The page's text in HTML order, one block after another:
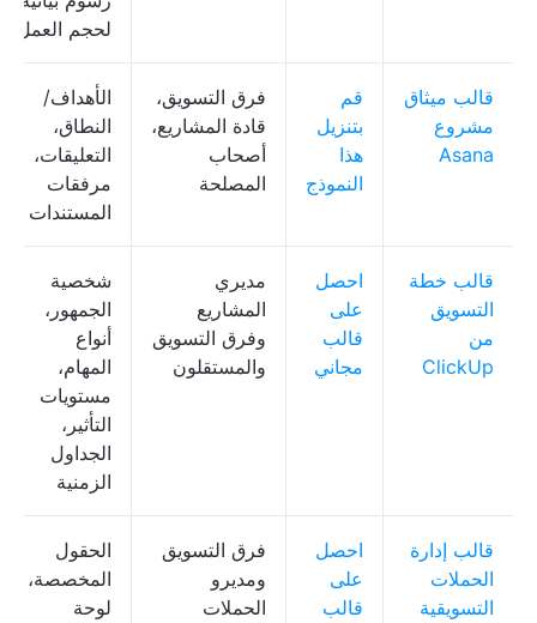
لحجم العمل
قالب ميثاق
مشروع
Asana
قم
بتنزيل
هذا
النموذج
فرق التسويق،
قادة المشاريع،
أصحاب
المصلحة
الأهداف/
النطاق،
التعليقات،
مرفقات
المستندات
قالب خطة
التسويق
من
ClickUp
احصل
على
قالب
مجاني
مديري
المشاريع
وفرق التسويق
والمستقلون
شخصية
الجمهور،
أنواع
المهام،
مستويات
التأثير،
الجداول
الزمنية
قالب إدارة
الحملات
التسويقية
احصل
على
قالب
فرق التسويق
ومديرو
الحملات
الحقول
المخصصة،
لوحة